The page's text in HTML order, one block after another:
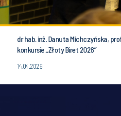
dr hab. inż. Danuta Michczyńska,
konkursie „Złoty Biret 2026”
14.04.2026